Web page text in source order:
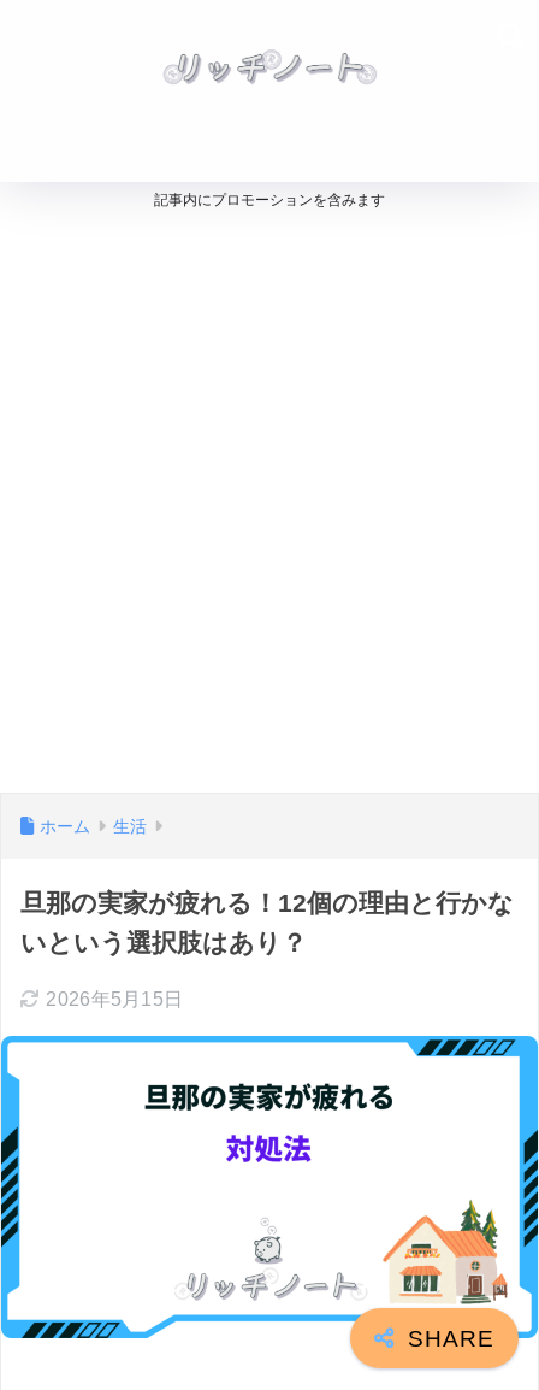
記事内にプロモーションを含みます
ホーム 生活
旦那の実家が疲れる！12個の理由と行かな
いという選択肢はあり？
2026年5月15日